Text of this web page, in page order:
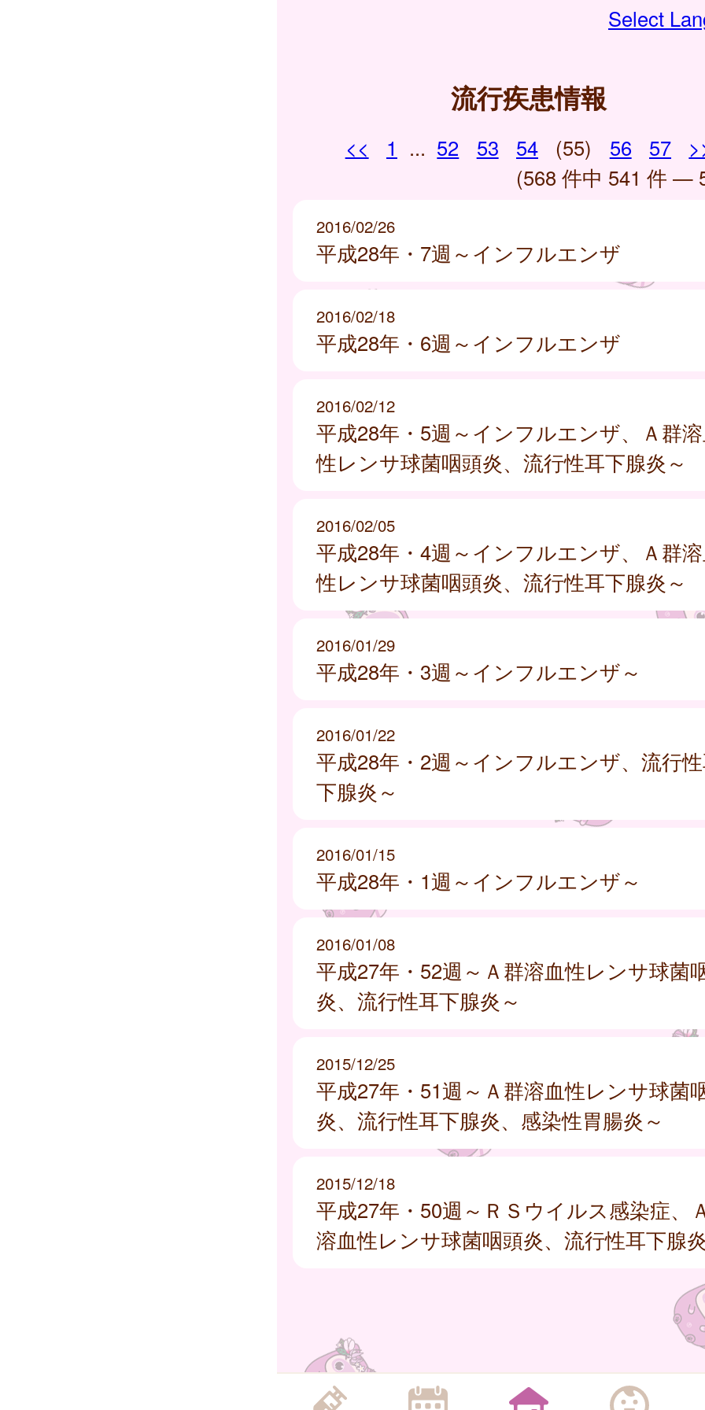
Select
流行疾患情報
<< 1 ... 52 53 54 (55) 56 57
(568 件中 541 件 —
2016/02/26
平成28年・7週～インフルエンザ
2016/02/18
平成28年・6週～インフルエンザ
2016/02/12
平成28年・5週～インフルエンザ、Ａ群
性レンサ球菌咽頭炎、流行性耳下腺炎～
2016/02/05
平成28年・4週～インフルエンザ、Ａ群
性レンサ球菌咽頭炎、流行性耳下腺炎～
2016/01/29
平成28年・3週～インフルエンザ～
2016/01/22
平成28年・2週～インフルエンザ、流行
下腺炎～
2016/01/15
平成28年・1週～インフルエンザ～
2016/01/08
平成27年・52週～Ａ群溶血性レンサ球菌
炎、流行性耳下腺炎～
2015/12/25
平成27年・51週～Ａ群溶血性レンサ球菌
炎、流行性耳下腺炎、感染性胃腸炎～
2015/12/18
平成27年・50週～ＲＳウイルス感染症、
溶血性レンサ球菌咽頭炎、流行性耳下腺